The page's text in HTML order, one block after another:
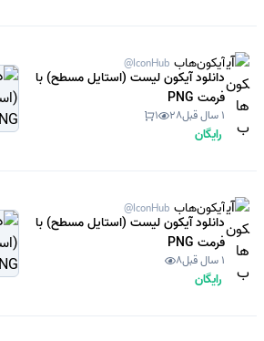
آیکون‌هاب @IconHub
دانلود آیکون لیست (استایل مسطح) با
فرمت PNG
1 سال قبل 28
1
رایگان
آیکون‌هاب @IconHub
دانلود آیکون لیست (استایل مسطح) با
فرمت PNG
1 سال قبل 8
رایگان